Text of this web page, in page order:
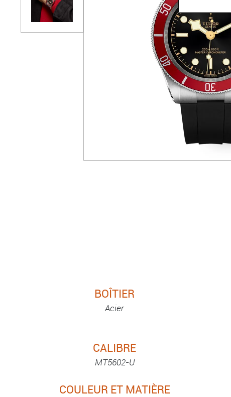
BOÎTIER
Acier
CALIBRE
MT5602-U
COULEUR ET MATIÈRE